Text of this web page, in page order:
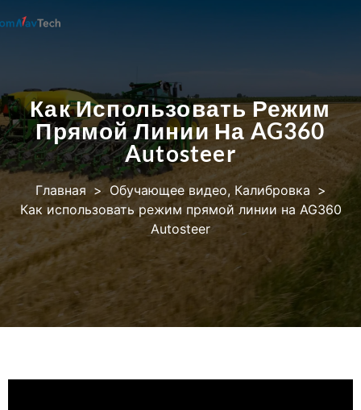
Как Использовать Режим
Прямой Линии На AG360
Autosteer
Главная > Обучающее видео, Калибровка >
Как использовать режим прямой линии на AG360
Autosteer